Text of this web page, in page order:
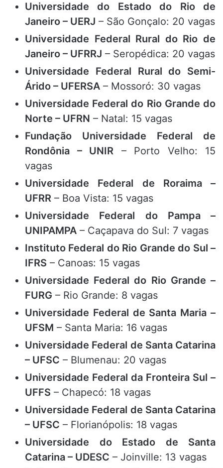
Universidade do Estado do Rio de
Janeiro – UERJ – São Gonçalo: 20 vagas
Universidade Federal Rural do Rio de
Janeiro – UFRRJ – Seropédica: 20 vagas
Universidade Federal Rural do Semi-
Árido – UFERSA – Mossoró: 30 vagas
Universidade Federal do Rio Grande do
Norte – UFRN – Natal: 15 vagas
Fundação Universidade Federal de
Rondônia – UNIR – Porto Velho: 15
vagas
Universidade Federal de Roraima –
UFRR – Boa Vista: 15 vagas
Universidade Federal do Pampa –
UNIPAMPA – Caçapava do Sul: 7 vagas
Instituto Federal do Rio Grande do Sul –
IFRS – Canoas: 15 vagas
Universidade Federal do Rio Grande –
FURG – Rio Grande: 8 vagas
Universidade Federal de Santa Maria –
UFSM – Santa Maria: 16 vagas
Universidade Federal de Santa Catarina
– UFSC – Blumenau: 20 vagas
Universidade Federal da Fronteira Sul –
UFFS – Chapecó: 18 vagas
Universidade Federal de Santa Catarina
– UFSC – Florianópolis: 18 vagas
Universidade do Estado de Santa
Catarina – UDESC – Joinville: 13 vagas